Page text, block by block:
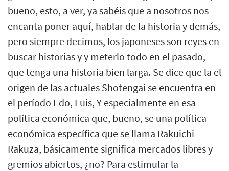
bueno, esto, a ver, ya sabéis que a nosotros nos
encanta poner aquí, hablar de la historia y demás,
pero siempre decimos, los japoneses son reyes en
buscar historias y y meterlo todo en el pasado,
que tenga una historia bien larga. Se dice que la el
origen de las actuales Shotengai se encuentra en
el período Edo, Luis, Y especialmente en esa
política económica que, bueno, se una política
económica específica que se llama Rakuichi
Rakuza, básicamente significa mercados libres y
gremios abiertos, ¿no? Para estimular la